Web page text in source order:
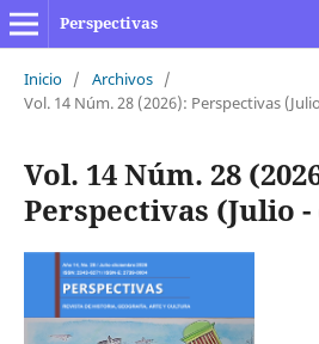
Perspectivas
Inicio / Archivos /
Vol. 14 Núm. 28 (2026): Perspectivas
Vol. 14 Núm. 28
Perspectivas (Julio